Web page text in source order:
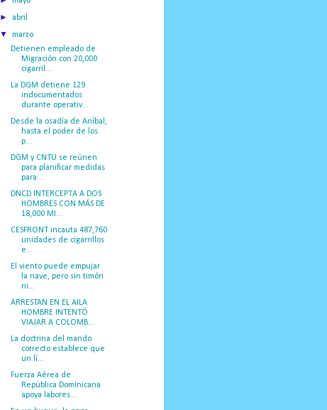
► abril
▼marzo
Detienen empleado de
Migración con 20,000
cigarril...
La DGM detiene 129
indocumentados
durante operativ...
Desde la osadía de Aníbal,
hasta el poder de los
p...
DGM y CNTU se reúnen
para planificar medidas
para ...
DNCD INTERCEPTA A DOS
HOMBRES CON MÁS DE
18,000 MI...
CESFRONT incauta 487,760
unidades de cigarrillos
e...
El viento puede empujar
la nave, pero sin timón
ni...
ARRESTAN EN EL AILA
HOMBRE INTENTÓ
VIAJAR A COLOMB...
La doctrina del mando
correcto establece que
un lí...
Fuerza Aérea de
República Dominicana
apoya labores...